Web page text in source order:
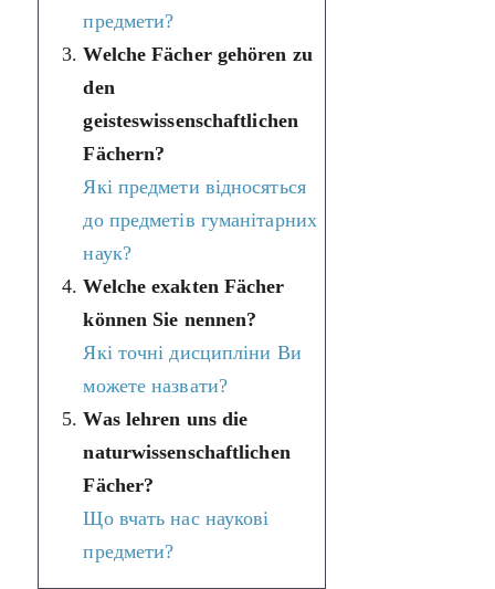
предмети?
Welche Fächer gehören zu
den
geisteswissenschaftlichen
Fächern?
Які предмети відносяться
до предметів гуманітарних
наук?
Welche exakten Fächer
können Sie nennen?
Які точні дисципліни Ви
можете назвати?
Was lehren uns die
naturwissenschaftlichen
Fächer?
Що вчать нас наукові
предмети?